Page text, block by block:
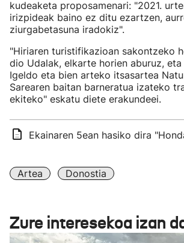
kudeaketa proposamenari: "2021.
irizpideak baino ez ditu ezartzen,
ziurgabetasuna iradokiz".
"Hiriaren turistifikazioan sakontzeko
dio Udalak, elkarte horien aburuz, eta
Igeldo eta bien arteko itsasartea
Sarearen baitan barneratua izateko
ekiteko" eskatu diete erakundeei.
Ekainaren 5ean hasiko dira
Artea Donostia
Zure interesekoa izan